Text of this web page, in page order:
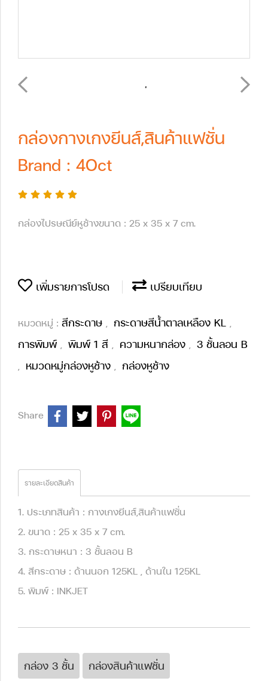
กล่องกางเกงยีนส์,สินค้าแฟชั่น
Brand : 4Oct
กล่องไปรษณีย์หูช้างขนาด : 25 x 35 x 7 cm.
เพิ่มรายการโปรด เปรียบเทียบ
หมวดหมู่ : สีกระดาษ , กระดาษสีน้ำตาลเหลือง KL ,
การพิมพ์ , พิมพ์ 1 สี , ความหนากล่อง , 3 ชั้นลอน B
, หมวดหมู่กล่องหูช้าง , กล่องหูช้าง
Share
รายละเอียดสินค้า
1. ประเภทสินค้า : กางเกงยีนส์,สินค้าแฟชั่น
2. ขนาด : 25 x 35 x 7 cm.
3. กระดาษหนา : 3 ชั้นลอน B
4. สีกระดาษ : ด้านนอก 125KL , ด้านใน 125KL
5. พิมพ์ : INKJET
กล่อง 3 ชั้น กล่องสินค้าแฟชั่น